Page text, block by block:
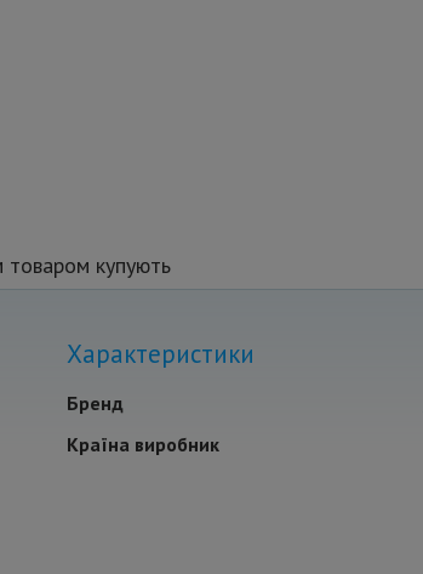
товаром купують
Характеристики
Бренд
Країна виробник